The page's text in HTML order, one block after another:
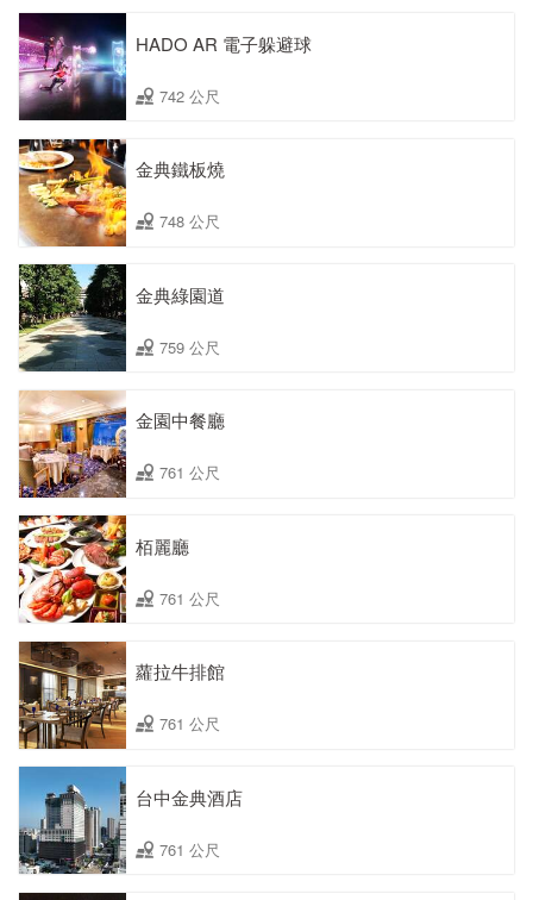
HADO AR 電子躲避球
742 公尺
金典鐵板燒
748 公尺
金典綠園道
759 公尺
金園中餐廳
761 公尺
栢麗廳
761 公尺
蘿拉牛排館
761 公尺
台中金典酒店
761 公尺